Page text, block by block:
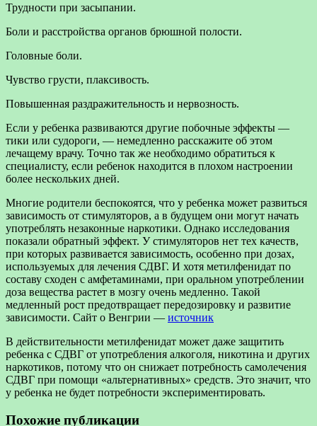
Трудности при засыпании.
Боли и расстройства органов брюшной полости.
Головные боли.
Чувство грусти, плаксивость.
Повышенная раздражительность и нервозность.
Если у ребенка развиваются другие побочные эффекты —
тики или судороги, — немедленно расскажите об этом
лечащему врачу. Точно так же необходимо обратиться к
специалисту, если ребенок находится в плохом настроении
более нескольких дней.
Многие родители беспокоятся, что у ребенка может развиться
зависимость от стимуляторов, а в будущем они могут начать
употреблять незаконные наркотики. Однако исследования
показали обратный эффект. У стимуляторов нет тех качеств,
при которых развивается зависимость, особенно при дозах,
используемых для лечения СДВГ. И хотя метилфенидат по
составу сходен с амфетаминами, при оральном употреблении
доза вещества растет в мозгу очень медленно. Такой
медленный рост предотвращает передозировку и развитие
зависимости. Сайт о Венгрии — источник
В действительности метилфенидат может даже защитить
ребенка с СДВГ от употребления алкоголя, никотина и других
наркотиков, потому что он снижает потребность самолечения
СДВГ при помощи «альтернативных» средств. Это значит, что
у ребенка не будет потребности экспериментировать.
Похожие публикации